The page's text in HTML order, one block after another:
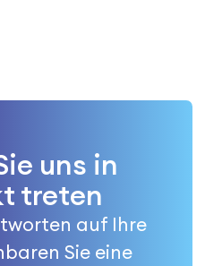
uns in
treten
auf Ihre
Sie eine